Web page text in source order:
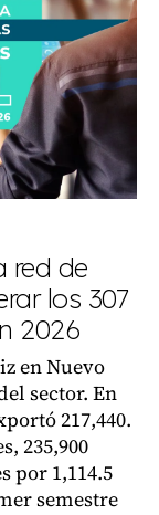
red de
los 307
2026
en Nuevo
sector. En
217,440.
235,900
por 1,114.5
semestre